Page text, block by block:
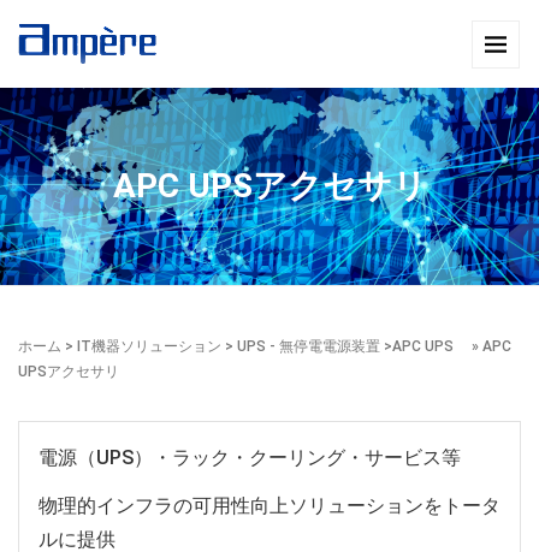
APC UPSアクセサリ
ホーム > IT機器ソリューション > UPS - 無停電電源装置 >APC UPS
» APC
UPSアクセサリ
電源（UPS）・ラック・クーリング・サービス等
物理的インフラの可用性向上ソリューションをトータ
ルに提供